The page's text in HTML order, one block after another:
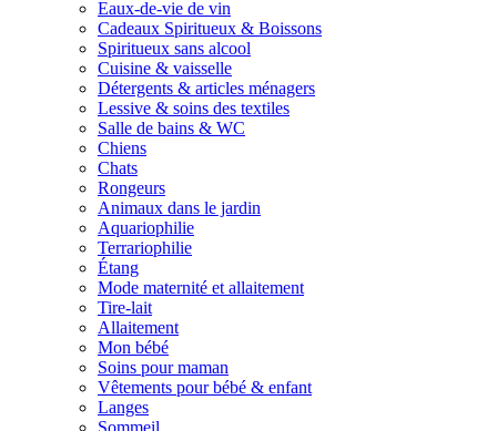
Eaux-de-vie de vin
Cadeaux Spiritueux & Boissons
Spiritueux sans alcool
Cuisine & vaisselle
Détergents & articles ménagers
Lessive & soins des textiles
Salle de bains & WC
Chiens
Chats
Rongeurs
Animaux dans le jardin
Aquariophilie
Terrariophilie
Étang
Mode maternité et allaitement
Tire-lait
Allaitement
Mon bébé
Soins pour maman
Vêtements pour bébé & enfant
Langes
Sommeil